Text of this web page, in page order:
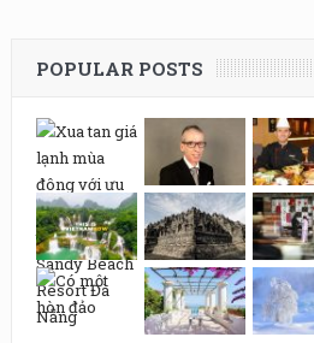
POPULAR POSTS